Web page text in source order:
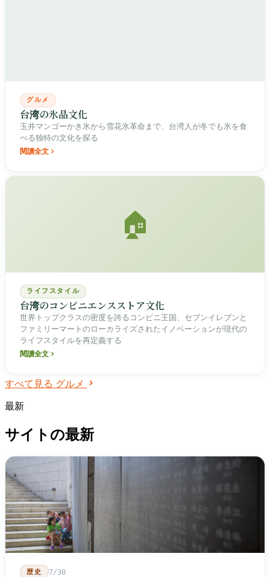
グルメ
台湾の氷品文化
玉井マンゴーかき氷から雪花氷革命まで、台湾人が冬でも氷を食
べる独特の文化を探る
閱讀全文
🏠
ライフスタイル
台湾のコンビニエンスストア文化
世界トップクラスの密度を誇るコンビニ王国、セブンイレブンと
ファミリーマートのローカライズされたイノベーションが現代の
ライフスタイルを再定義する
閱讀全文
すべて見る グルメ
最新
サイトの最新
歴史 7/30